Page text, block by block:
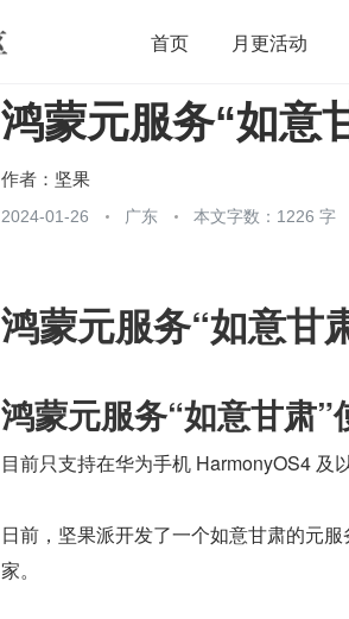
首页 月更活动
开源 架构 OpenHarmony
鸿蒙元服务“如意
作者： 坚果
2024-01-26 广东 本文字数：1226 字
鸿蒙元服务“如意甘
鸿蒙元服务“如意甘肃”
目前只支持在华为手机 HarmonyOS4 及
日前，坚果派开发了一个如意甘肃的元
家。